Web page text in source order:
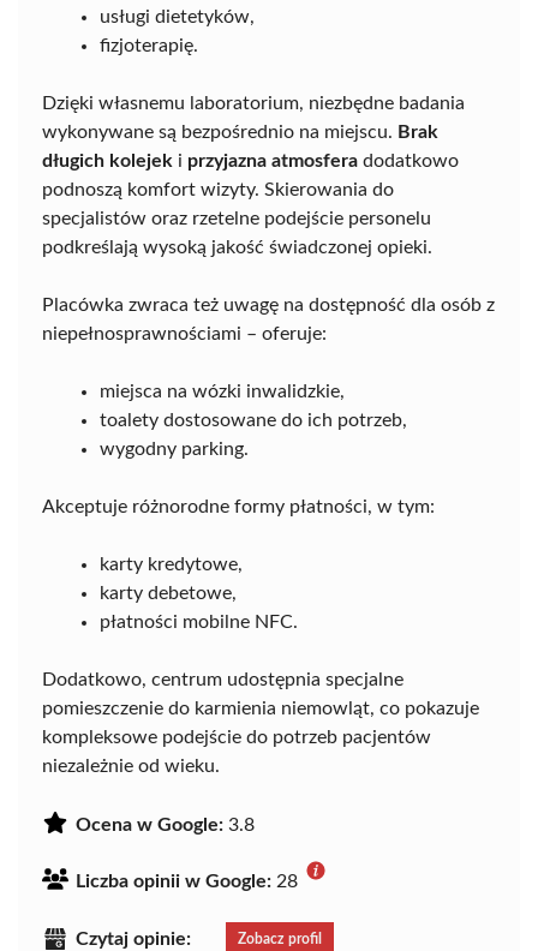
usługi dietetyków,
fizjoterapię.
Dzięki własnemu laboratorium, niezbędne badania
wykonywane są bezpośrednio na miejscu. Brak
długich kolejek i przyjazna atmosfera dodatkowo
podnoszą komfort wizyty. Skierowania do
specjalistów oraz rzetelne podejście personelu
podkreślają wysoką jakość świadczonej opieki.
Placówka zwraca też uwagę na dostępność dla osób z
niepełnosprawnościami – oferuje:
miejsca na wózki inwalidzkie,
toalety dostosowane do ich potrzeb,
wygodny parking.
Akceptuje różnorodne formy płatności, w tym:
karty kredytowe,
karty debetowe,
płatności mobilne NFC.
Dodatkowo, centrum udostępnia specjalne
pomieszczenie do karmienia niemowląt, co pokazuje
kompleksowe podejście do potrzeb pacjentów
niezależnie od wieku.
Ocena w Google: 3.8
Liczba opinii w Google: 28
Czytaj opinie: Zobacz profil